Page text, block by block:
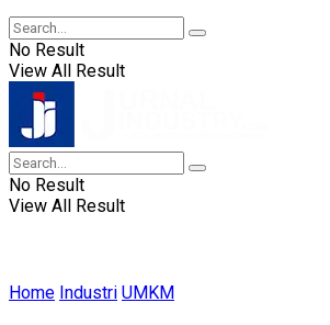
No Result
View All Result
No Result
View All Result
Home Industri UMKM